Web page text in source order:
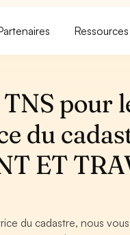
Ressources
pour
du
ET
du cadastre, nous